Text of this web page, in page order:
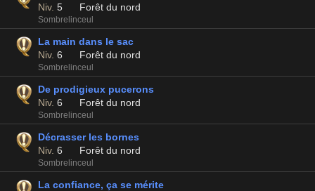
Niv. 5 Forêt du nord
Sombrelinceul
La main dans le sac
Niv. 6 Forêt du nord
Sombrelinceul
De prodigieux pucerons
Niv. 6 Forêt du nord
Sombrelinceul
Décrasser les bornes
Niv. 6 Forêt du nord
Sombrelinceul
La confiance, ça se mérite